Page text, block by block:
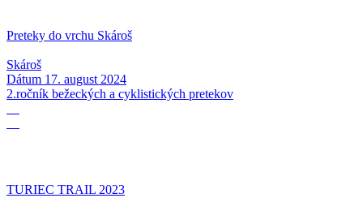
Preteky do vrchu Skároš
Skároš
Dátum 17. august 2024
2.ročník bežeckých a cyklistických pretekov
TURIEC TRAIL 2023